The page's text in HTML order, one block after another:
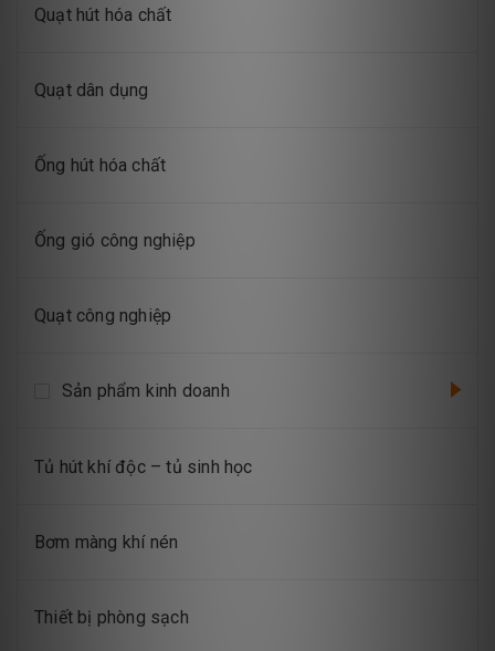
Quạt hút hóa chất
Quạt dân dụng
Ống hút hóa chất
Ống gió công nghiệp
Quạt công nghiệp
Sản phẩm kinh doanh
Tủ hút khí độc – tủ sinh học
Bơm màng khí nén
Thiết bị phòng sạch